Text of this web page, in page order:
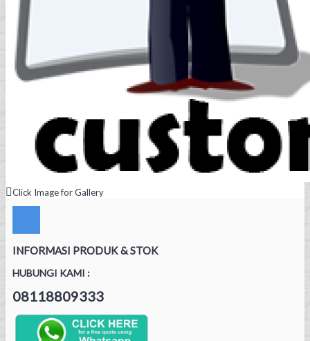
Click Image for Gallery
INFORMASI PRODUK & STOK
HUBUNGI KAMI :
08118809333